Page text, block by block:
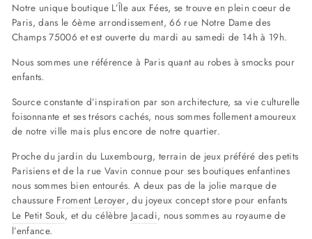
Notre unique boutique L’Île aux Fées, se trouve en plein coeur de
Paris, dans le 6ème arrondissement, 66 rue Notre Dame des
Champs 75006 et est ouverte du mardi au samedi de 14h à 19h.
Nous sommes une référence à Paris quant au robes à smocks pour
enfants.
Source constante d’inspiration par son architecture, sa vie culturelle
foisonnante et ses trésors cachés, nous sommes follement amoureux
de notre ville mais plus encore de notre quartier.
Proche du jardin du Luxembourg, terrain de jeux préféré des petits
Parisiens et de la rue Vavin connue pour ses boutiques enfantines
nous sommes bien entourés. A deux pas de la jolie marque de
chaussure Froment Leroyer, du joyeux concept store pour enfants
Le Petit Souk, et du célèbre Jacadi, nous sommes au royaume de
l’enfance.